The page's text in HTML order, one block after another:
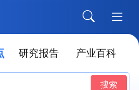
研究报告 产业百科
搜索